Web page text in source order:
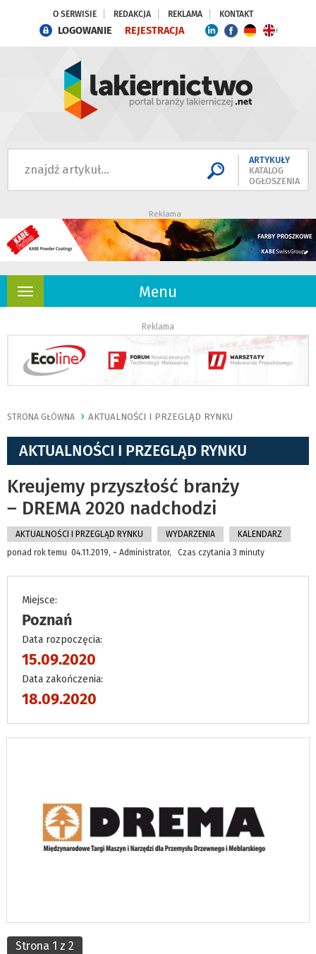
O SERWISIE REDAKCJA REKLAMA KONTAKT
LOGOWANIE REJESTRACJA
ARTYKUŁY
KATALOG
OGŁOSZENIA
Reklama
Menu
Rozwiń
Reklama
STRONA GŁÓWNA AKTUALNOŚCI I PRZEGLĄD RYNKU
AKTUALNOŚCI I PRZEGLĄD RYNKU
Kreujemy przyszłość branży
– DREMA 2020 nadchodzi
AKTUALNOŚCI I PRZEGLĄD RYNKU WYDARZENIA
KALENDARZ
ponad rok temu 04.11.2019, ~ Administrator, Czas czytania 3 minuty
Miejsce:
Poznań
Data rozpoczęcia:
15.09.2020
Data zakończenia:
18.09.2020
Strona 1 z 2